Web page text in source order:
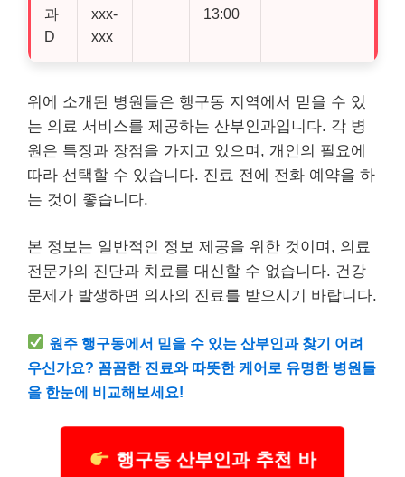
과
D
xxx-
xxx
13:00
위에 소개된 병원들은 행구동 지역에서 믿을 수 있
는 의료 서비스를 제공하는 산부인과입니다. 각 병
원은 특징과 장점을 가지고 있으며, 개인의 필요에
따라 선택할 수 있습니다. 진료 전에 전화 예약을 하
는 것이 좋습니다.
본 정보는 일반적인 정보 제공을 위한 것이며, 의료
전문가의 진단과 치료를 대신할 수 없습니다. 건강
문제가 발생하면 의사의 진료를 받으시기 바랍니다.
원주 행구동에서 믿을 수 있는 산부인과 찾기 어려
우신가요? 꼼꼼한 진료와 따뜻한 케어로 유명한 병원들
을 한눈에 비교해보세요!
행구동 산부인과 추천 바